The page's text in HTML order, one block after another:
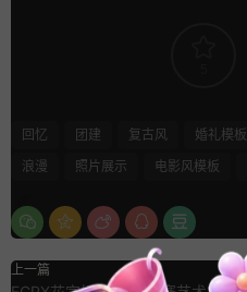
回忆 团建 复古风 婚礼模板
浪漫
照片展示 电影风模板
上一篇